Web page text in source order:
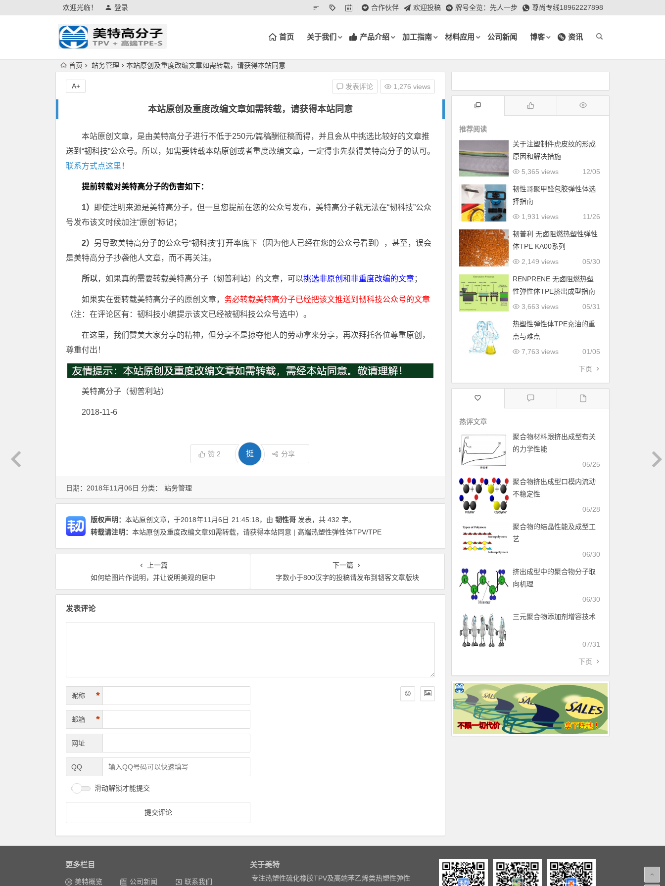
欢迎光临！ 登录 合作伙伴 欢迎投稿 牌号全览：先人一步 尊尚专线18962227898
首页 关于我们 产品介绍 加工指南 材料应用 公司新闻 博客 资讯
首页 站务管理 本站原创及重度改编文章如需转载，请获得本站同意
本站原创及重度改编文章如需转载，请获得本站同意
本站原创文章，是由美特高分子进行不低于250元/篇稿酬征稿而得，并且会从中挑选比较好的文章推
送到“韧科技”公众号。所以，如需要转载本站原创或者重度改编文章，一定得事先获得美特高分子的认可。
联系方式点这里 ！
提前转载对美特高分子的伤害如下：
1）
即使注明来源是美特高分子，但一旦您提前在您的公众号发布，美特高分子就无法在“韧科技”公众
号发布该文时候加注“原创”标记；
2） 另导致美特高分子的公众号“韧科技”打开率底下（因为他人已经在您的公众号看到），甚至，误会
是美特高分子抄袭他人文章，而不再关注。
所以，如果真的需要转载美特高分子（韧普利站）的文章，可以挑选非原创和非重度改编的文章；
如果实在要转载美特高分子的原创文章， 务必转载美特高分子已经把该文推送到韧科技公众号的文章
（注：在评论区有：韧科技小编提示该文已经被韧科技公众号选中）。
在这里，我们赞美大家分享的精神，但分享不是掠夺他人的劳动拿来分享，再次拜托各位尊重原创，
尊重付出！
美特高分子（韧普利站）
2018-11-6
赞 2 挺 分享
发表评论 1,276 views
A+
日期：2018年11月06日 分类： 站务管理
版权声明： 本站原创文章，于2018年11月6日 21:45:18，由 韧性哥 发表，共 432 字。
转载请注明： 本站原创及重度改编文章如需转载，请获得本站同意 | 高端热塑性弹性体TPV/TPE
上一篇
如何给图片作说明，并让说明美观的居中
下一篇
字数小于800汉字的投稿请发布到韧客文章版块
发表评论
昵称 *
邮箱 *
网址
QQ
滑动解锁才能提交
推荐阅读
关于注塑制件虎皮纹的形成
原因和解决措施
12/05
5,365 views
韧性哥聚甲醛包胶弹性体选
择指南
11/26
1,931 views
韧普利 无卤阻燃热塑性弹性
体TPE KA00系列
05/30
2,149 views
RENPRENE 无卤阻燃热塑
性弹性体TPE挤出成型指南
05/31
3,663 views
热塑性弹性体TPE充油的重
点与难点
01/05
7,763 views
下页
热评文章
聚合物材料跟挤出成型有关
的力学性能
05/25
聚合物挤出成型口模内流动
不稳定性
05/28
聚合物的结晶性能及成型工
艺
06/30
挤出成型中的聚合物分子取
向机理
06/30
三元聚合物添加剂增容技术
07/31
下页
更多栏目
美特概览 公司新闻 联系我们
关于美特
专注热塑性硫化橡胶TPV及高端苯乙烯类热塑性弹性